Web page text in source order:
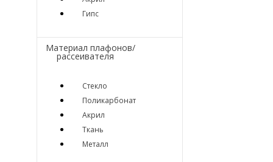
Гипс
Материал плафонов/
рассеивателя
Стекло
Поликарбонат
Акрил
Ткань
Металл